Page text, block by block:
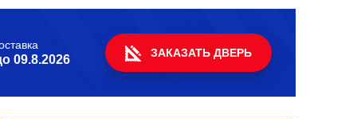
09.8.2026 ЗАКАЗАТЬ ДВЕРЬ